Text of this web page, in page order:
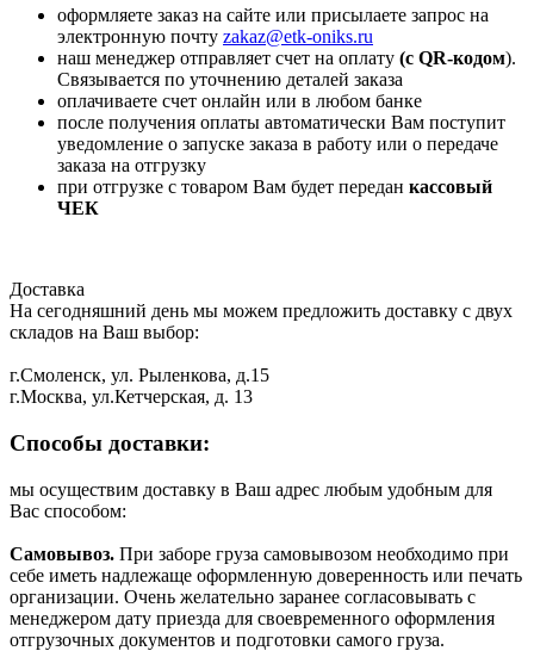
оформляете заказ на сайте или присылаете запрос на
электронную почту zakaz@etk-oniks.ru
наш менеджер отправляет счет на оплату (с QR-кодом).
Связывается по уточнению деталей заказа
оплачиваете счет онлайн или в любом банке
после получения оплаты автоматически Вам поступит
уведомление о запуске заказа в работу или о передаче
заказа на отгрузку
при отгрузке с товаром Вам будет передан кассовый
ЧЕК
Доставка
На сегодняшний день мы можем предложить доставку с двух
складов на Ваш выбор:
г.Смоленск, ул. Рыленкова, д.15
г.Москва, ул.Кетчерская, д. 13
Способы доставки:
мы осуществим доставку в Ваш адрес любым удобным для
Вас способом:
Самовывоз. При заборе груза самовывозом необходимо при
себе иметь надлежаще оформленную доверенность или печать
организации. Очень желательно заранее согласовывать с
менеджером дату приезда для своевременного оформления
отгрузочных документов и подготовки самого груза.